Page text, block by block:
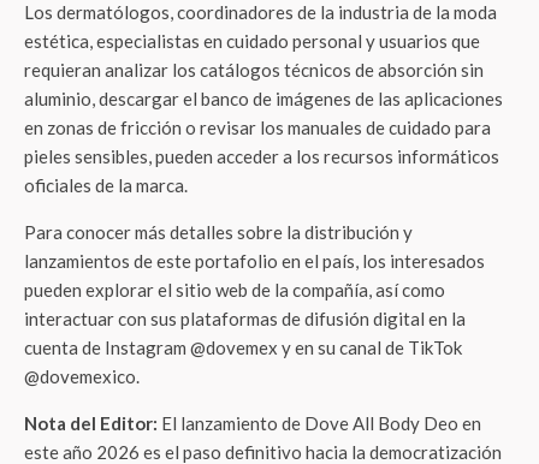
Los dermatólogos, coordinadores de la industria de la moda
estética, especialistas en cuidado personal y usuarios que
requieran analizar los catálogos técnicos de absorción sin
aluminio, descargar el banco de imágenes de las aplicaciones
en zonas de fricción o revisar los manuales de cuidado para
pieles sensibles, pueden acceder a los recursos informáticos
oficiales de la marca.
Para conocer más detalles sobre la distribución y
lanzamientos de este portafolio en el país, los interesados
pueden explorar el sitio web de la compañía, así como
interactuar con sus plataformas de difusión digital en la
cuenta de Instagram @dovemex y en su canal de TikTok
@dovemexico.
Nota del Editor: El lanzamiento de Dove All Body Deo en
este año 2026 es el paso definitivo hacia la democratización